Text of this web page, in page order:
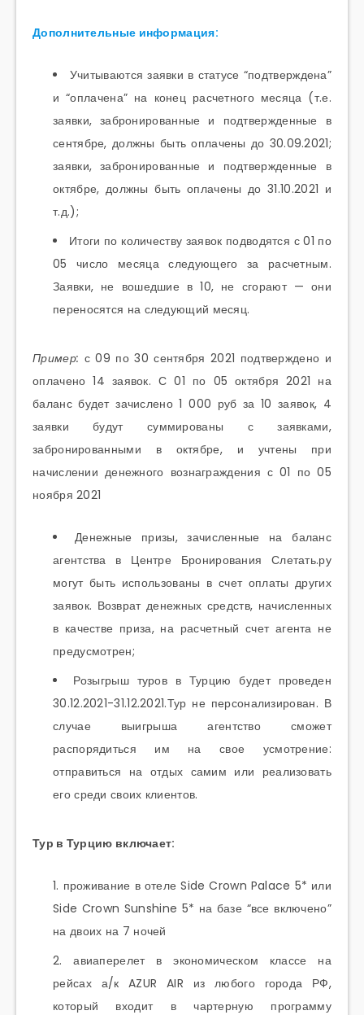
Дополнительные информация:
Учитываются заявки в статусе “подтверждена”
и “оплачена” на конец расчетного месяца (т.е.
заявки, забронированные и подтвержденные в
сентябре, должны быть оплачены до 30.09.2021;
заявки, забронированные и подтвержденные в
октябре, должны быть оплачены до 31.10.2021 и
т.д.);
Итоги по количеству заявок подводятся с 01 по
05 число месяца следующего за расчетным.
Заявки, не вошедшие в 10, не сгорают — они
переносятся на следующий месяц.
Пример: с 09 по 30 сентября 2021 подтверждено и
оплачено 14 заявок. С 01 по 05 октября 2021 на
баланс будет зачислено 1 000 руб за 10 заявок, 4
заявки будут суммированы с заявками,
забронированными в октябре, и учтены при
начислении денежного вознаграждения с 01 по 05
ноября 2021
Денежные призы, зачисленные на баланс
агентства в Центре Бронирования Слетать.ру
могут быть использованы в счет оплаты других
заявок. Возврат денежных средств, начисленных
в качестве приза, на расчетный счет агента не
предусмотрен;
Розыгрыш туров в Турцию будет проведен
30.12.2021-31.12.2021.Тур не персонализирован. В
случае выигрыша агентство сможет
распорядиться им на свое усмотрение:
отправиться на отдых самим или реализовать
его среди своих клиентов.
Тур в Турцию включает:
проживание в отеле Side Crown Palace 5* или
Side Crown Sunshine 5* на базе “все включено”
на двоих на 7 ночей
авиаперелет в экономическом классе на
рейсах а/к AZUR AIR из любого города РФ,
который входит в чартерную программу